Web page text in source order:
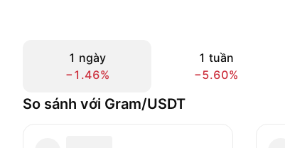
1 ngày
−1.46%
1 tuần
−5.60%
So sánh với Gram/USDT